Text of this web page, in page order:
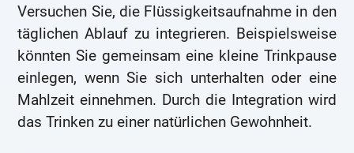
Versuchen Sie, die Flüssigkeitsaufnahme in den
täglichen Ablauf zu integrieren. Beispielsweise
könnten Sie gemeinsam eine kleine Trinkpause
einlegen, wenn Sie sich unterhalten oder eine
Mahlzeit einnehmen. Durch die Integration wird
das Trinken zu einer natürlichen Gewohnheit.